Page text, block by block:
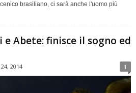
brasiliano, ci sarà anche l'uomo più
Abete: finisce il sogno ed
2014 1